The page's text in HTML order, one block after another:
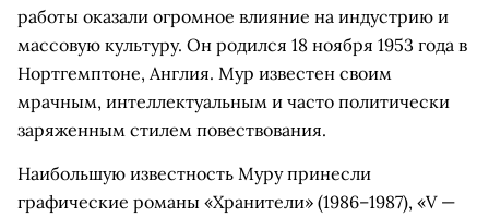
работы оказали огромное влияние на индустрию и
массовую культуру. Он родился 18 ноября 1953 года в
Нортгемптоне, Англия. Мур известен своим
мрачным, интеллектуальным и часто политически
заряженным стилем повествования.
Наибольшую известность Муру принесли
графические романы «Хранители» (1986–1987), «V —